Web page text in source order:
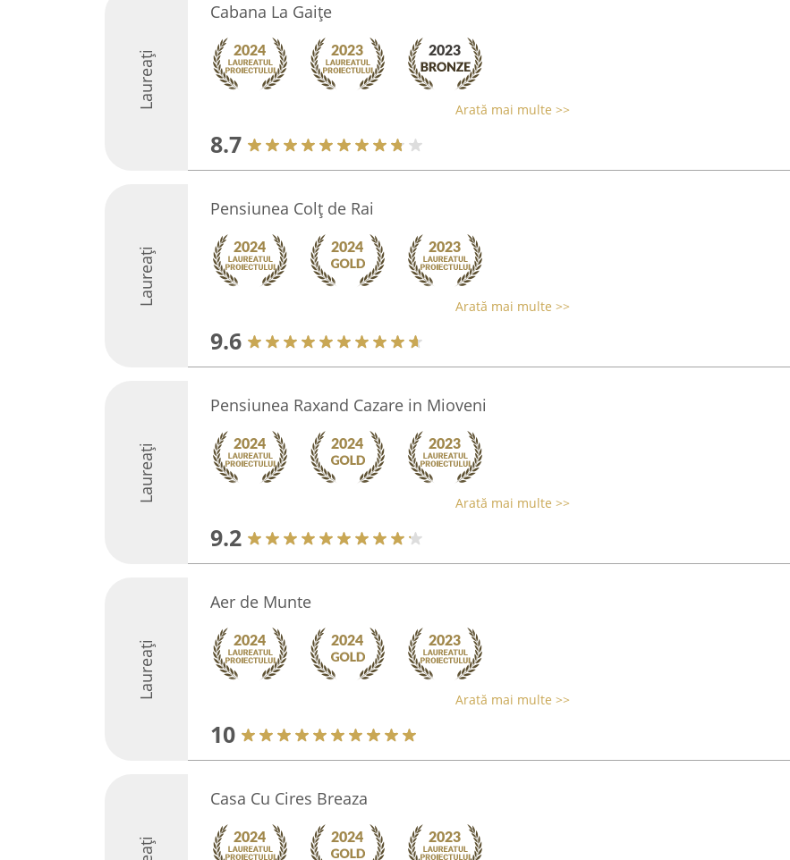
Laureați
Cabana La Gaițe
Arată mai multe >>
8.7
Laureați
Pensiunea Colț de Rai
Arată mai multe >>
9.6
Laureați
Pensiunea Raxand Cazare in Mioveni
Arată mai multe >>
9.2
Laureați
Aer de Munte
Arată mai multe >>
10
Casa Cu Cires Breaza